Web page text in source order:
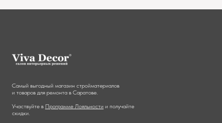
Самый выгодный магазин стройматериалов
и товаров для ремонта в Саратове.
Участвуйте в Программе Лояльности и получайте
скидки.